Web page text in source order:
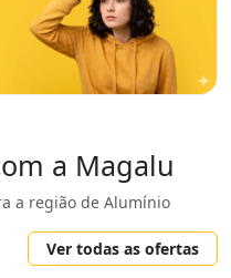
a Magalu
a região de Alumínio
Ver todas as ofertas